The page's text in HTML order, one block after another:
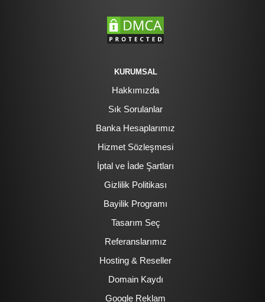
KURUMSAL
Hakkımızda
Sık Sorulanlar
Banka Hesaplarımız
Hizmet Sözleşmesi
İptal ve İade Şartları
Gizlilik Politikası
Bayilik Programı
Tasarım Seç
Referanslarımız
Hosting & Reseller
Domain Kaydı
Google Reklam